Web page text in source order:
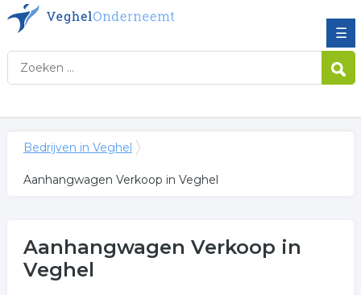
☰
Bedrijven in Veghel
Aanhangwagen Verkoop in Veghel
Aanhangwagen Verkoop in
Veghel